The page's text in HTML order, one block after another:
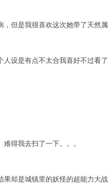
，但是我很喜欢这次她带了天然
人设是有点不太合我喜好不过看
得我去扫了一下。。。
果却是城镇里的妖怪的超能力大